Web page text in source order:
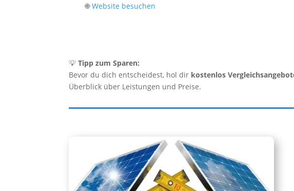
🌐Website besuchen
💡Tipp zum Sparen:
Bevor du dich entscheidest, hol dir kostenlos
Überblick über Leistungen und Preise.